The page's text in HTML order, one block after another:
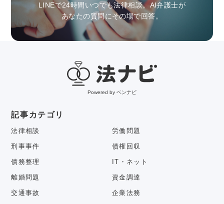
LINEで24時間いつでも法律相談。AI弁護士が
あなたの質問にその場で回答。
Powered by ベンナビ
記事カテゴリ
法律相談 労働問題
刑事事件 債権回収
債務整理 IT・ネット
離婚問題 資金調達
交通事故 企業法務